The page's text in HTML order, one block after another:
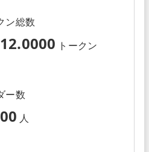
ン総数
トークン
ー数
人